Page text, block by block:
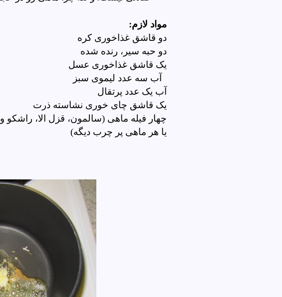
مواد لازم:
دو قاشق غذاخوری کره
دو حبه سیر، رنده شده
یک قاشق غذاخوری عسل
آب سه عدد لیموی سبز
آب یک عدد پرتقال
یک قاشق چای خوری نشاسته ذرت
چهار فیله ماهی (سالمون، قزل الا، راشکو و
یا هر ماهی پر چرب دیگه)